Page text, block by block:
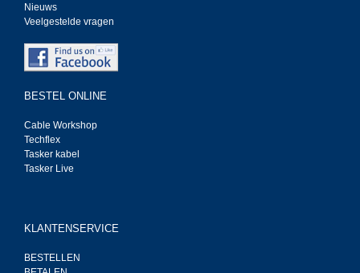
Nieuws
Veelgestelde vragen
BESTEL ONLINE
Cable Workshop
Techflex
Tasker kabel
Tasker Live
KLANTENSERVICE
BESTELLEN